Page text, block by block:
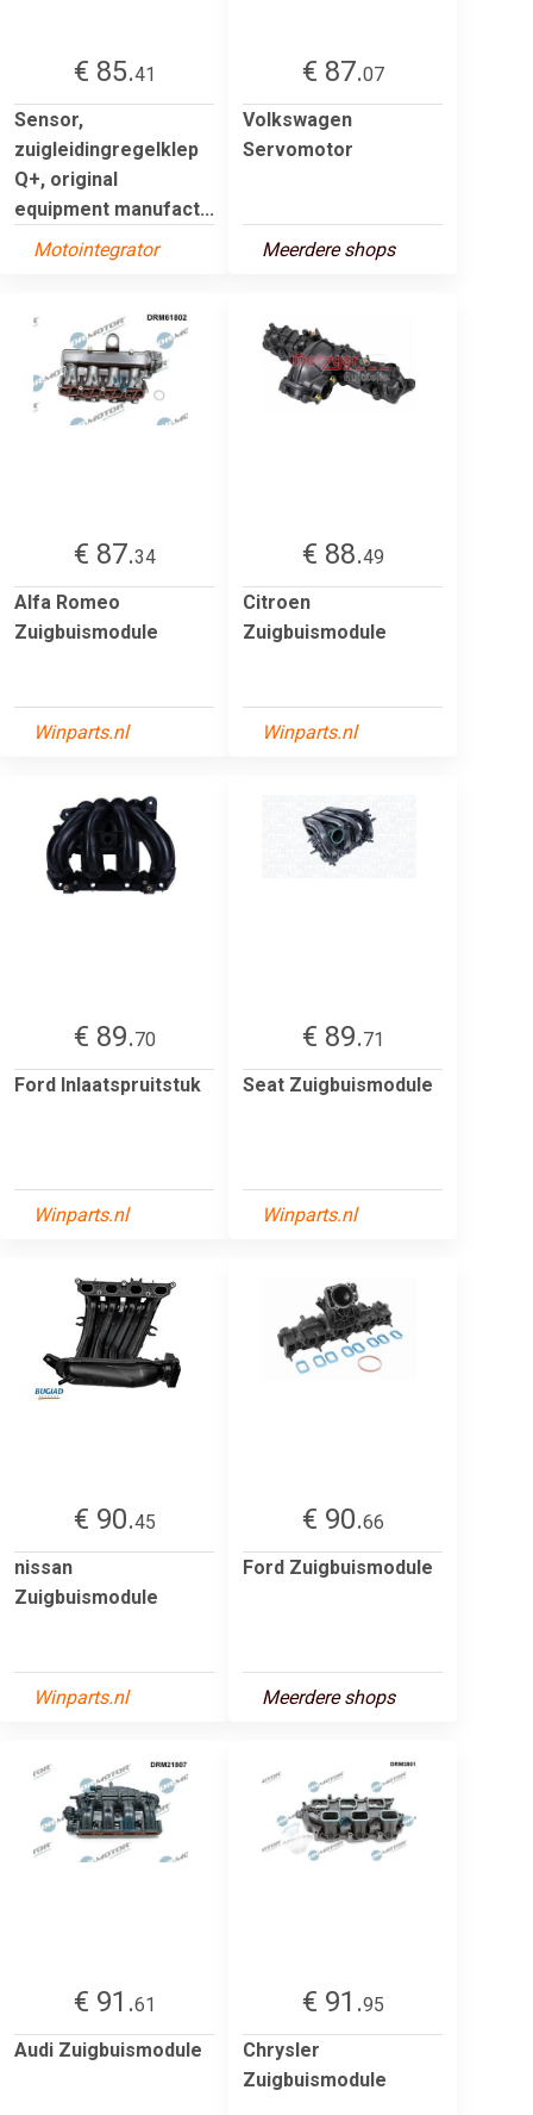
€ 85.41
Sensor,
zuigleidingregelklep
Q+, original
equipment manufact...
Motointegrator
€ 87.07
Volkswagen
Servomotor
Meerdere shops
€ 87.34
Alfa Romeo
Zuigbuismodule
Winparts.nl
€ 88.49
Citroen
Zuigbuismodule
Winparts.nl
€ 89.70
Ford Inlaatspruitstuk
Winparts.nl
€ 89.71
Seat Zuigbuismodule
Winparts.nl
€ 90.45
nissan
Zuigbuismodule
Winparts.nl
€ 90.66
Ford Zuigbuismodule
Meerdere shops
€ 91.61
Audi Zuigbuismodule
€ 91.95
Chrysler
Zuigbuismodule